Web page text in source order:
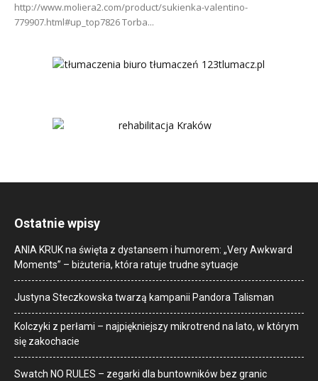
http://www.moliera2.com/product/sukienka-valentino-
779907.html#up_top7826 Torba...
Ostatnie wpisy
ANIA KRUK na święta z dystansem i humorem: „Very Awkward
Moments” – biżuteria, która ratuje trudne sytuacje
Justyna Steczkowska twarzą kampanii Pandora Talisman
Kolczyki z perłami – najpiękniejszy mikrotrend na lato, w którym
się zakochacie
Swatch NO RULES – zegarki dla buntowników bez granic